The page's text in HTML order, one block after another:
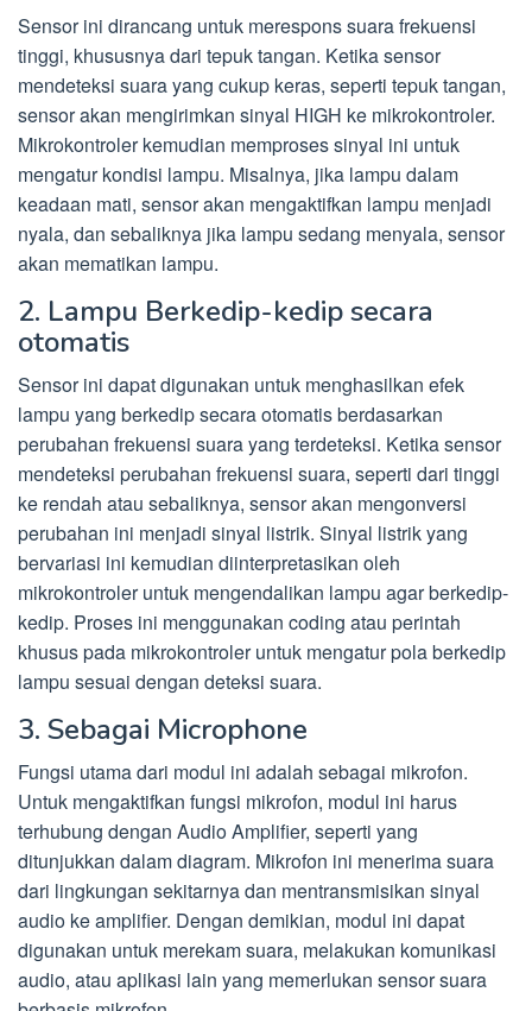
Sensor ini dirancang untuk merespons suara frekuensi
tinggi, khususnya dari tepuk tangan. Ketika sensor
mendeteksi suara yang cukup keras, seperti tepuk tangan,
sensor akan mengirimkan sinyal HIGH ke mikrokontroler.
Mikrokontroler kemudian memproses sinyal ini untuk
mengatur kondisi lampu. Misalnya, jika lampu dalam
keadaan mati, sensor akan mengaktifkan lampu menjadi
nyala, dan sebaliknya jika lampu sedang menyala, sensor
akan mematikan lampu.
2. Lampu Berkedip-kedip secara
otomatis
Sensor ini dapat digunakan untuk menghasilkan efek
lampu yang berkedip secara otomatis berdasarkan
perubahan frekuensi suara yang terdeteksi. Ketika sensor
mendeteksi perubahan frekuensi suara, seperti dari tinggi
ke rendah atau sebaliknya, sensor akan mengonversi
perubahan ini menjadi sinyal listrik. Sinyal listrik yang
bervariasi ini kemudian diinterpretasikan oleh
mikrokontroler untuk mengendalikan lampu agar berkedip-
kedip. Proses ini menggunakan coding atau perintah
khusus pada mikrokontroler untuk mengatur pola berkedip
lampu sesuai dengan deteksi suara.
3. Sebagai Microphone
Fungsi utama dari modul ini adalah sebagai mikrofon.
Untuk mengaktifkan fungsi mikrofon, modul ini harus
terhubung dengan Audio Amplifier, seperti yang
ditunjukkan dalam diagram. Mikrofon ini menerima suara
dari lingkungan sekitarnya dan mentransmisikan sinyal
audio ke amplifier. Dengan demikian, modul ini dapat
digunakan untuk merekam suara, melakukan komunikasi
audio, atau aplikasi lain yang memerlukan sensor suara